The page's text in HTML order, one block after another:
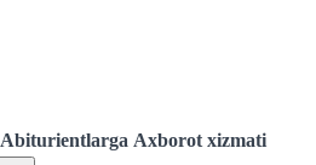
Abiturientlarga Axborot xizmati